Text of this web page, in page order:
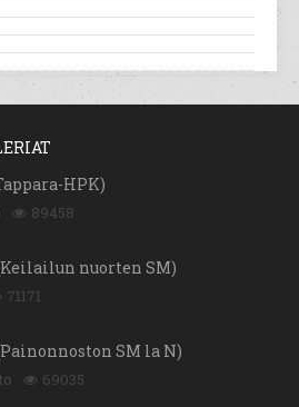
HPK)
89458
(Keilailun nuorten SM)
71171
SM la N)
69035